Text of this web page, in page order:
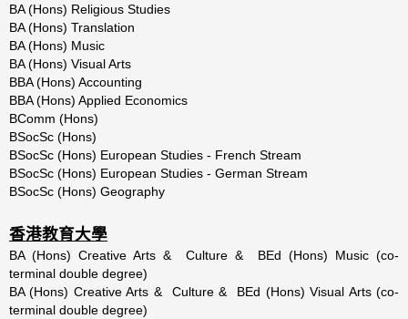
BA (Hons) Religious Studies
BA (Hons) Translation
BA (Hons) Music
BA (Hons) Visual Arts
BBA (Hons) Accounting
BBA (Hons) Applied Economics
BComm (Hons)
BSocSc (Hons)
BSocSc (Hons) European Studies - French Stream
BSocSc (Hons) European Studies - German Stream
BSocSc (Hons) Geography
香港教育大學
BA (Hons) Creative Arts & Culture & BEd (Hons) Music (co-
terminal double degree)
BA (Hons) Creative Arts & Culture & BEd (Hons) Visual Arts (co-
terminal double degree)